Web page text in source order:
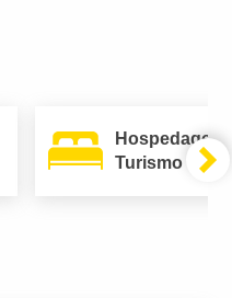
Hospedagem
Turismo